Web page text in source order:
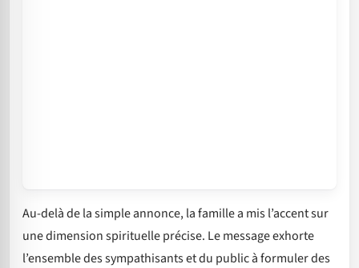
Au-delà de la simple annonce, la famille a mis l’accent sur
une dimension spirituelle précise. Le message exhorte
l’ensemble des sympathisants et du public à formuler des